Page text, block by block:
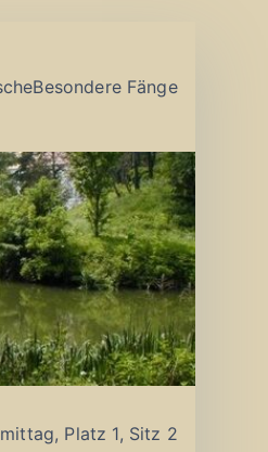
Besondere Fänge
Platz 1, Sitz 2